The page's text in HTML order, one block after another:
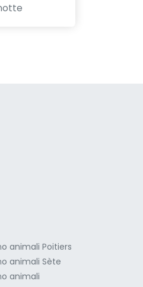
animali Poitiers
animali Sète
animali